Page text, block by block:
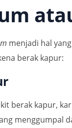
menjadi hal
berak kapur:
berak kapur,
menggumpal